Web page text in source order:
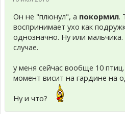
Он не "плюнул", а покормил.
воспринимает ухо как
однозначно. Ну или
случае.
у меня сейчас вообще 10
момент висит на гардине на
Ну и что?